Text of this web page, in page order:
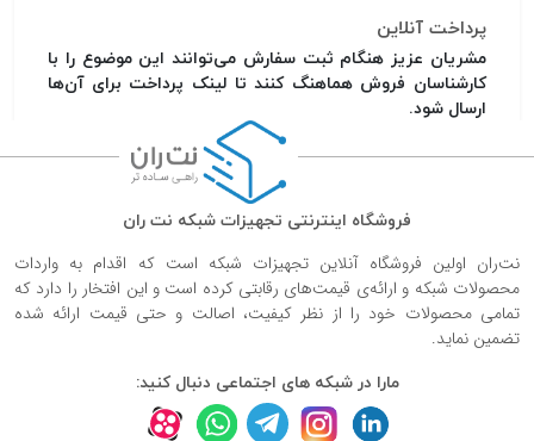
پرداخت آنلاین
مشریان عزیز هنگام ثبت سفارش می‌توانند این موضوع را با
کارشناسان فروش هماهنگ کنند تا لینک پرداخت برای آن‌ها
ارسال شود.
فروشگاه اینترنتی تجهیزات شبکه نت ران
نت‌ران اولین فروشگاه آنلاین تجهیزات شبکه است که اقدام به واردات
محصولات شبکه و ارائه‌ی قیمت‌های رقابتی کرده است و این افتخار را دارد که
تمامی محصولات خود را از نظر کیفیت، اصالت و حتی قیمت ارائه شده
تضمین نماید.
مارا در شبکه های اجتماعی دنبال کنید: